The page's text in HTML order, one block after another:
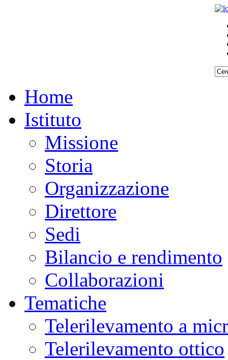
Home
Istituto
Missione
Storia
Organizzazione
Direttore
Sedi
Bilancio e rendimento
Collaborazioni
Tematiche
Telerilevamento a
Telerilevamento ottico